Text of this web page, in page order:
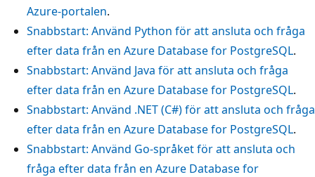
Azure-portalen.
Snabbstart: Använd Python för att ansluta och fråga
efter data från en Azure Database for PostgreSQL.
Snabbstart: Använd Java för att ansluta och fråga
efter data från en Azure Database for PostgreSQL.
Snabbstart: Använd .NET (C#) för att ansluta och fråga
efter data från en Azure Database for PostgreSQL.
Snabbstart: Använd Go-språket för att ansluta och
fråga efter data från en Azure Database for